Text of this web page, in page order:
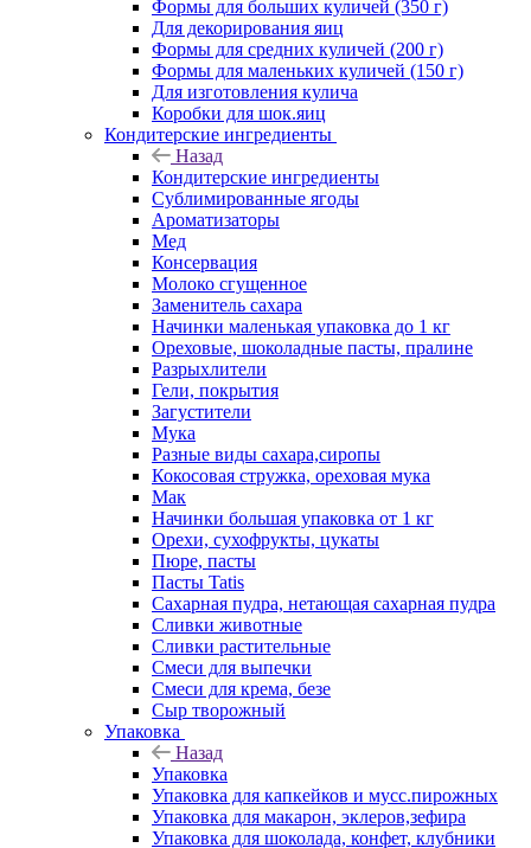
Формы для больших куличей (350 г)
Для декорирования яиц
Формы для средних куличей (200 г)
Формы для маленьких куличей (150 г)
Для изготовления кулича
Коробки для шок.яиц
Кондитерские ингредиенты
Назад
Кондитерские ингредиенты
Сублимированные ягоды
Ароматизаторы
Мед
Консервация
Молоко сгущенное
Заменитель сахара
Начинки маленькая упаковка до 1 кг
Ореховые, шоколадные пасты, пралине
Разрыхлители
Гели, покрытия
Загустители
Мука
Разные виды сахара,сиропы
Кокосовая стружка, ореховая мука
Мак
Начинки большая упаковка от 1 кг
Орехи, сухофрукты, цукаты
Пюре, пасты
Пасты Tatis
Сахарная пудра, нетающая сахарная пудра
Сливки животные
Сливки растительные
Смеси для выпечки
Смеси для крема, безе
Сыр творожный
Упаковка
Назад
Упаковка
Упаковка для капкейков и мусс.пирожных
Упаковка для макарон, эклеров,зефира
Упаковка для шоколада, конфет, клубники